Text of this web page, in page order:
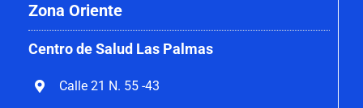
Zona Oriente
Centro de Salud Las Palmas
Calle 21 N. 55 -43